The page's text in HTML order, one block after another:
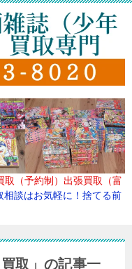
取（予約制）出張買取（富
相談はお気軽に！捨てる前
取」の記事一